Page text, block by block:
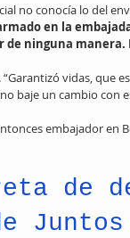
no conocía lo del
en la
ninguna manera.
vidas, que
baje un cambio con
embajador en
de
Juntos